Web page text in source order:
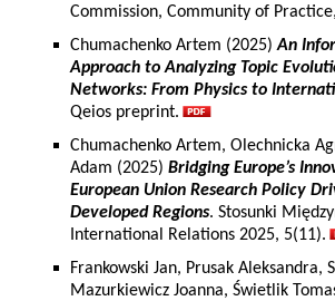
Commission, Community of
Chumachenko Artem (2025)An
Approach to Analyzing Topic
Networks: From Physics to
Qeios preprint.
Chumachenko Artem, Olechnicka
Adam (2025) Bridging Europe’s
European Union Research Policy
Developed Regions. Stosunki
International Relations 2025, 5(11).
Frankowski Jan, Prusak Aleksandra,
Mazurkiewicz Joanna, Świetlik